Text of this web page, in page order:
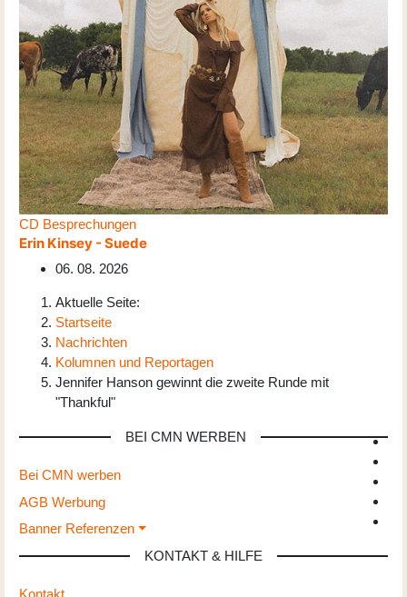
CD Besprechungen
Erin Kinsey - Suede
06. 08. 2026
Aktuelle Seite:
Startseite
Nachrichten
Kolumnen und Reportagen
Jennifer Hanson gewinnt die zweite Runde mit
"Thankful"
BEI CMN WERBEN
Bei CMN werben
AGB Werbung
Banner Referenzen
KONTAKT & HILFE